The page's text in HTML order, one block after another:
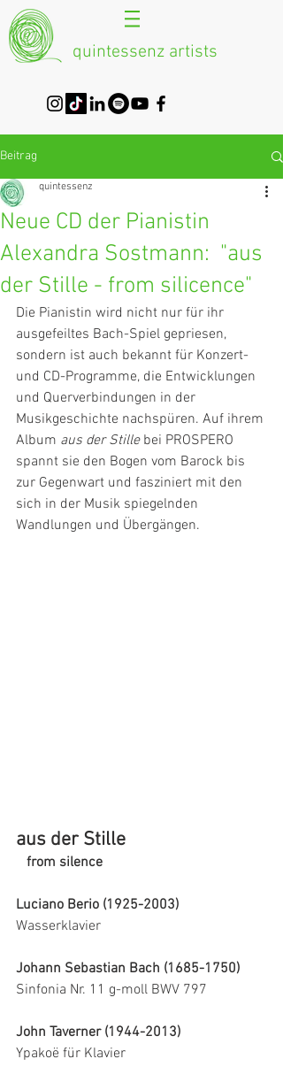
quintessenz artists
Beitrag
Neue CD der Pianistin
Alexandra Sostmann: "aus
der Stille - from silicence"
quintessenz
Die Pianistin wird nicht nur für ihr
ausgefeiltes Bach-Spiel gepriesen,
sondern ist auch bekannt für Konzert-
und CD-Programme, die Entwicklungen
und Querverbindungen in der
Musikgeschichte nachspüren. Auf ihrem
Album aus der Stille bei PROSPERO
spannt sie den Bogen vom Barock bis
zur Gegenwart und fasziniert mit den
sich in der Musik spiegelnden
Wandlungen und Übergängen.
aus der Stille
   from silence
Luciano Berio (1925-2003)
Wasserklavier
Johann Sebastian Bach (1685-1750)
Sinfonia Nr. 11 g-moll BWV 797
John Taverner (1944-2013)
Ypakoë für Klavier